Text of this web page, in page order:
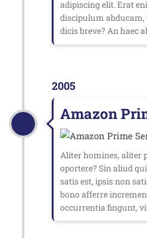
adipiscing elit. Erat
discipulum
dicis breve? An haec
2005
Amazon
Aliter homines, aliter
oportere? Sin aliud
satis est, ipsis non
bono afferre
occurrentia fingunt,